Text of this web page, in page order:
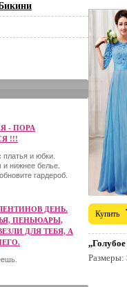
- ПОРА
!!!
платья и юбки.
и нижнее белье.
гардероб.
ДЕНЬ.
ПЕНЬЮАРЫ,
ДЛЯ ТЕБЯ, А
Размеры:
Купить